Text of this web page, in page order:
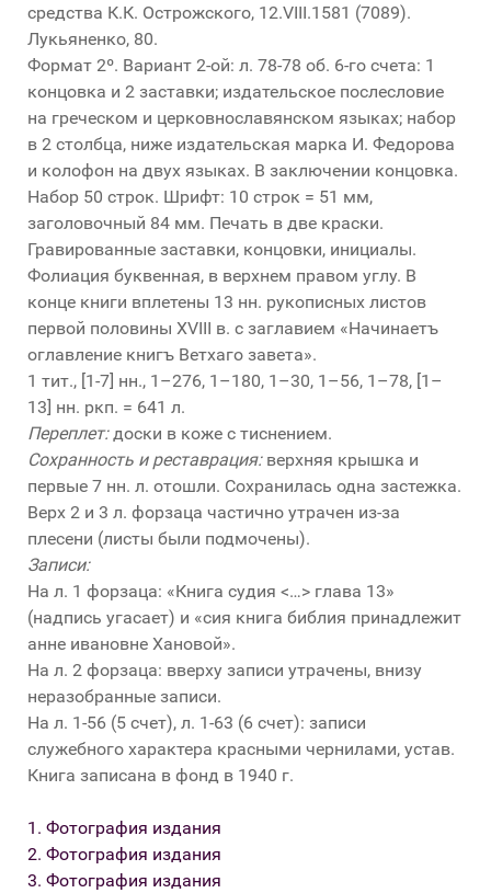
средства К.К. Острожского, 12.VIII.1581 (7089).
Лукьяненко, 80.
Формат 2º. Вариант 2-ой: л. 78-78 об. 6-го счета: 1
концовка и 2 заставки; издательское послесловие
на греческом и церковнославянском языках; набор
в 2 столбца, ниже издательская марка И. Федорова
и колофон на двух языках. В заключении концовка.
Набор 50 строк. Шрифт: 10 строк = 51 мм,
заголовочный 84 мм. Печать в две краски.
Гравированные заставки, концовки, инициалы.
Фолиация буквенная, в верхнем правом углу. В
конце книги вплетены 13 нн. рукописных листов
первой половины XVIII в. с заглавием «Начинаетъ
оглавление книгъ Ветхаго завета».
1 тит., [1-7] нн., 1–276, 1–180, 1–30, 1–56, 1–78, [1–
13] нн. ркп. = 641 л.
Переплет:доски в коже с тиснением.
Сохранность и реставрация:верхняя крышка и
первые 7 нн. л. отошли. Сохранилась одна застежка.
Верх 2 и 3 л. форзаца частично утрачен из-за
плесени (листы были подмочены).
Записи:
На л. 1 форзаца: «Книга судия <…> глава 13»
(надпись угасает) и «сия книга библия принадлежит
анне ивановне Хановой».
На л. 2 форзаца: вверху записи утрачены, внизу
неразобранные записи.
На л. 1-56 (5 счет), л. 1-63 (6 счет): записи
служебного характера красными чернилами, устав.
Книга записана в фонд в 1940 г.
1. Фотография издания
2. Фотография издания
3. Фотография издания